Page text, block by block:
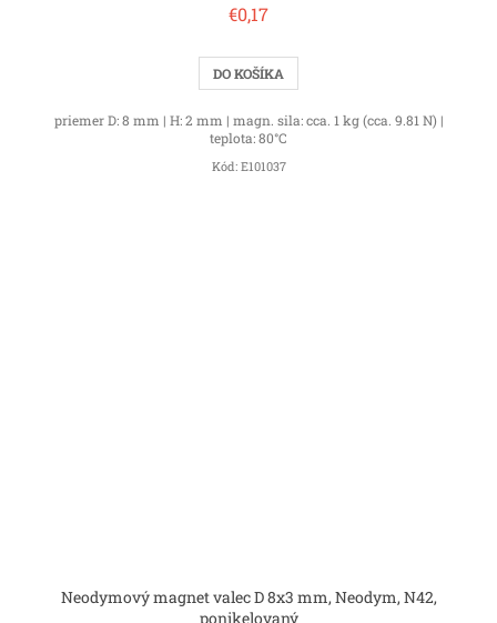
€0,17
DO KOŠÍKA
priemer D: 8 mm | H: 2 mm | magn. sila: cca. 1 kg (cca. 9.81 N) |
teplota: 80°C
Kód: E101037
Neodymový magnet valec D 8x3 mm, Neodym, N42,
ponikelovaný